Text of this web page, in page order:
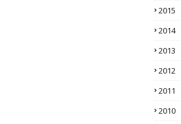
2015
2014
2013
2012
2011
2010